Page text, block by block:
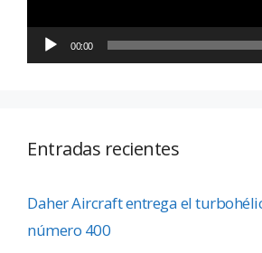
00:00
Entradas recientes
Daher Aircraft entrega el
número 400